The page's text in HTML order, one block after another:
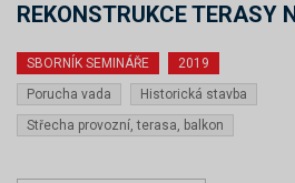
REKONSTRUKCE TERASY
SBORNÍK SEMINÁŘE
2019
Porucha vada
Historická stavba
Střecha provozní, terasa, balkon